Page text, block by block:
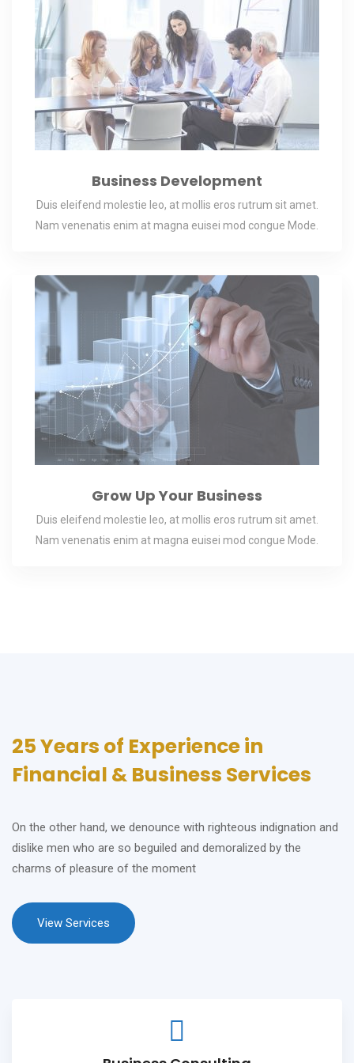
Business Development
Duis eleifend molestie leo, at mollis eros rutrum sit amet.
Nam venenatis enim at magna euisei mod congue Mode.
Grow Up Your Business
Duis eleifend molestie leo, at mollis eros rutrum sit amet.
Nam venenatis enim at magna euisei mod congue Mode.
25 Years of Experience in
Financial & Business Services
On the other hand, we denounce with righteous indignation and
dislike men who are so beguiled and demoralized by the
charms of pleasure of the moment
View Services